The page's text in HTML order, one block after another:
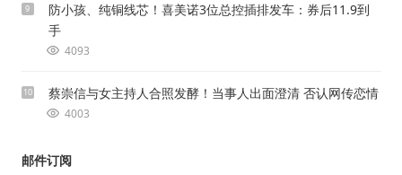
9
防小孩、纯铜线芯！喜美诺3位总控插排发车：券后11.9到
手
4093
10 蔡崇信与女主持人合照发酵！当事人出面澄清 否认网传恋情
4003
邮件订阅